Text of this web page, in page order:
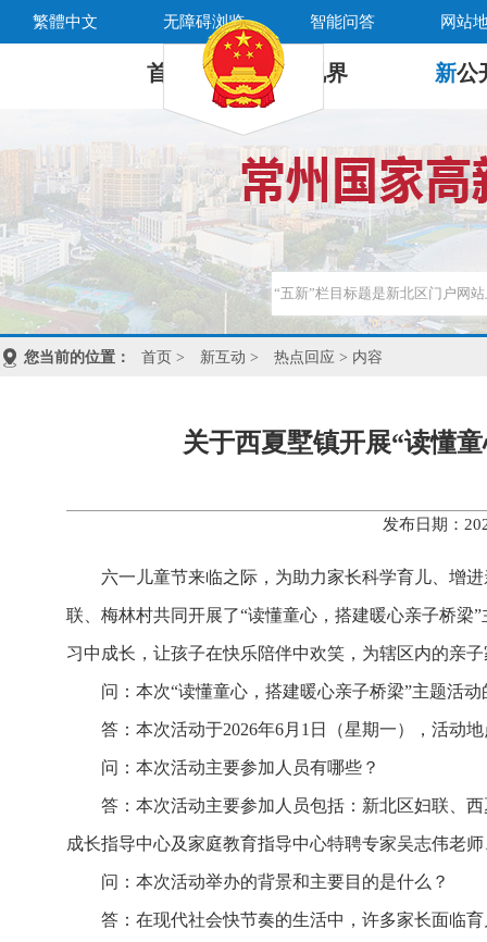
繁體中文 无障碍浏览 智能问答 网站
首 页 新 视界 新公
您当前的位置： 首页 > 新互动 > 热点回应 > 内容
关于西夏墅镇开展“读懂
发布日期：
六一儿童节来临之际，为助力家长科学育儿、增
联、梅林村共同开展了“读懂童心，搭建暖心亲子桥
习中成长，让孩子在快乐陪伴中欢笑，为辖区内的亲
问：本次“读懂童心，搭建暖心亲子桥梁”主题活
答：本次活动于2026年6月1日（星期一），活动
问：本次活动主要参加人员有哪些？
答：本次活动主要参加人员包括：新北区妇联、
成长指导中心及家庭教育指导中心特聘专家吴志伟老
问：本次活动举办的背景和主要目的是什么？
答：在现代社会快节奏的生活中，许多家长面临